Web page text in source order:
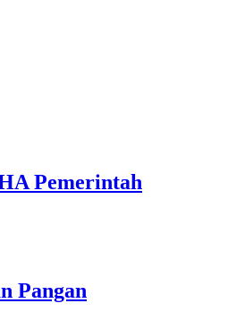
Pemerintah
Pangan